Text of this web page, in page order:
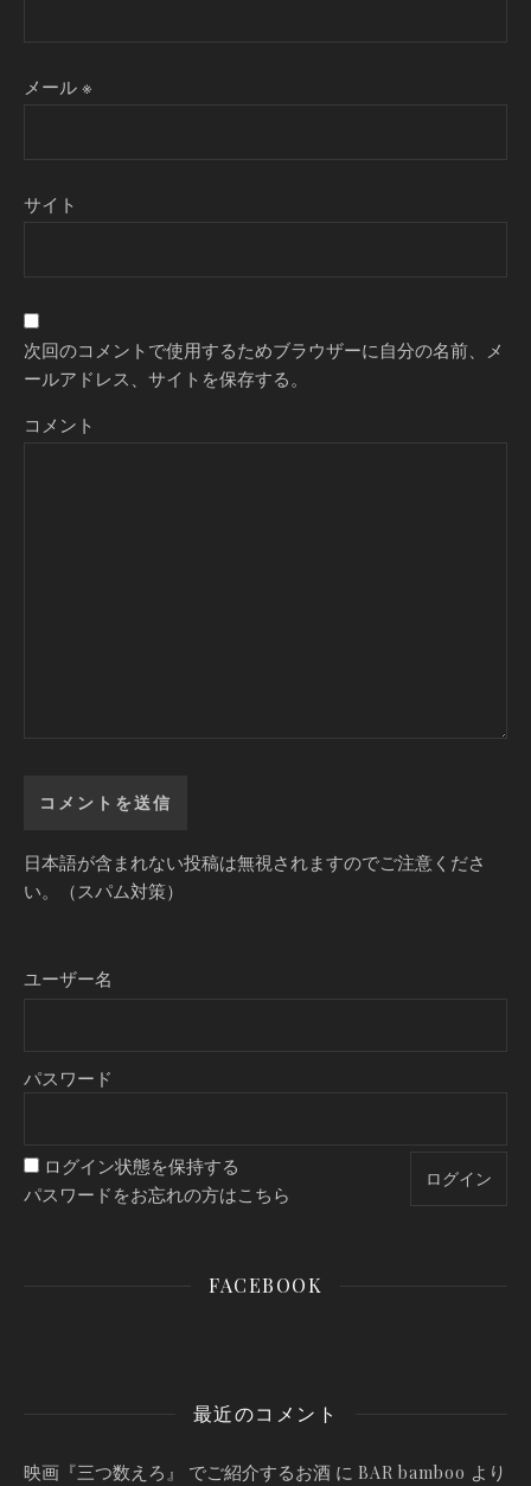
メール※
サイト
次回のコメントで使用するためブラウザーに自分の名前、メ
ールアドレス、サイトを保存する。
コメント
日本語が含まれない投稿は無視されますのでご注意くださ
い。（スパム対策）
ユーザー名
パスワード
ログイン状態を保持する
パスワードをお忘れの方はこちら
FACEBOOK
最近のコメント
映画『三つ数えろ』 でご紹介するお酒 に BAR bamboo より